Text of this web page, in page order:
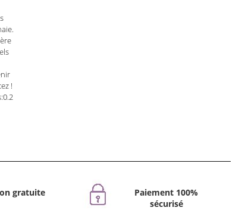
!
gratuite
Paiement 100%
sécurisé